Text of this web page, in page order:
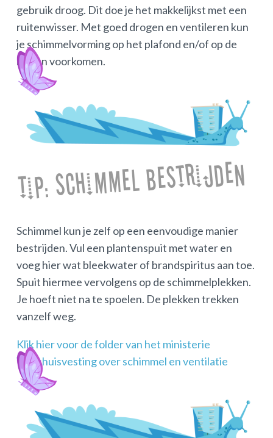
gebruik droog. Dit doe je het makkelijkst met een
ruitenwisser. Met goed drogen en ventileren kun
je schimmelvorming op het plafond en/of op de
muren voorkomen.
Tip: schimmel bestrijden
Schimmel kun je zelf op een eenvoudige manier
bestrijden. Vul een plantenspuit met water en
voeg hier wat bleekwater of brandspiritus aan toe.
Spuit hiermee vervolgens op de schimmelplekken.
Je hoeft niet na te spoelen. De plekken trekken
vanzelf weg.
Klik hier voor de folder van het ministerie
Volkshuisvesting over schimmel en ventilatie